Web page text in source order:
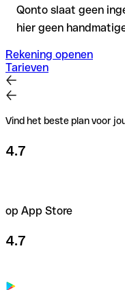
Qonto slaat geen
hier geen
Rekening openen
Tarieven
Vind het beste plan voor
4.7
op App Store
4.7